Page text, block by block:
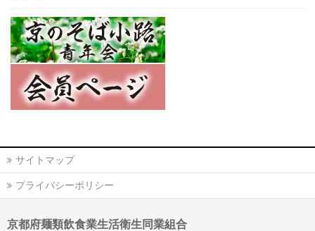
サイトマップ
プライバシーポリシー
京都府麺類飲食業生活衛生同業組合